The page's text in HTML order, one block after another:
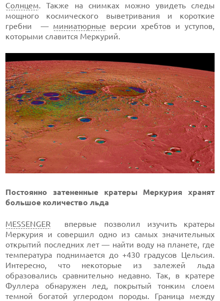
Солнцем. Также на снимках можно увидеть следы
мощного космического выветривания и короткие
гребни — миниатюрные версии хребтов и уступов,
которыми славится Меркурий.
Постоянно затененные кратеры Меркурия хранят
большое количество льда
MESSENGER впервые позволил изучить кратеры
Меркурия и совершил одно из самых значительных
открытий последних лет — найти воду на планете, где
температура поднимается до +430 градусов Цельсия.
Интересно, что некоторые из залежей льда
образовались сравнительно недавно. Так, в кратере
Фуллера обнаружен лед, покрытый тонким слоем
темной богатой углеродом породы. Граница между